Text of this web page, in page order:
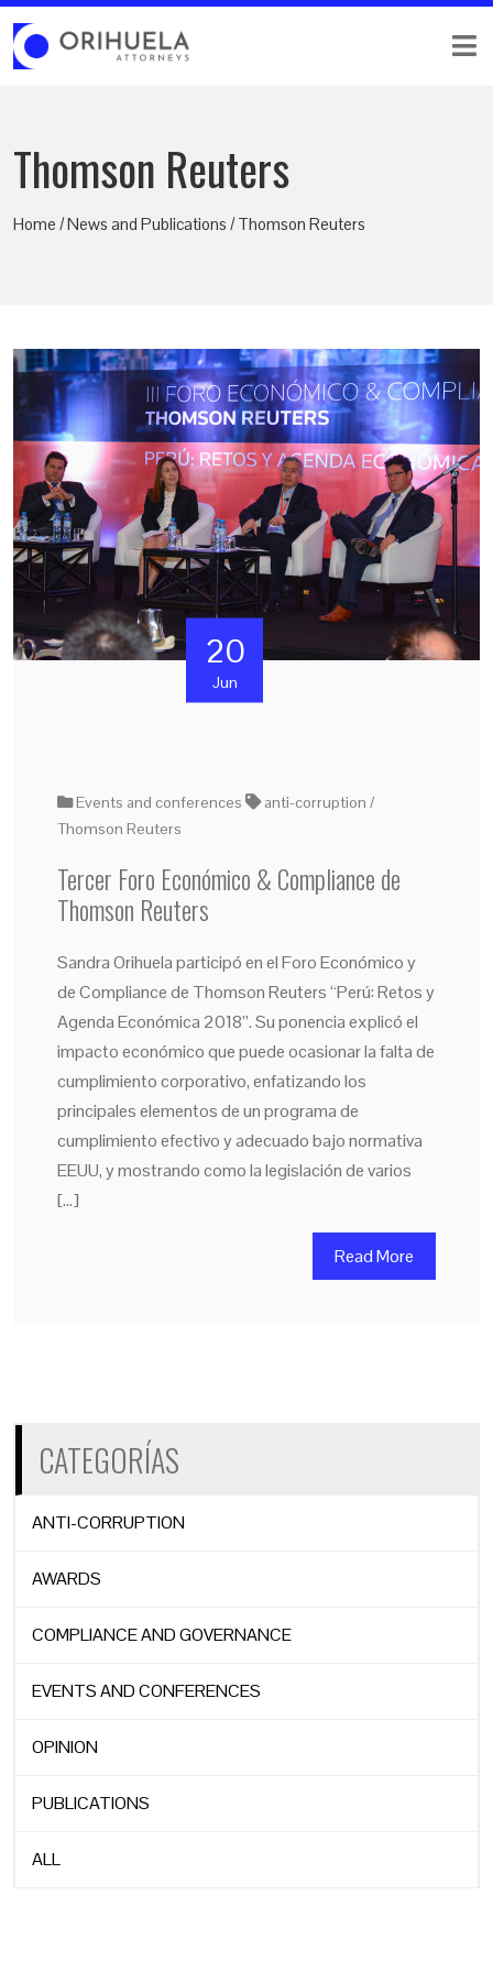
Thomson Reuters
Home / News and Publications / Thomson Reuters
20
Jun
Events and conferences
anti-corruption
Thomson Reuters
Tercer Foro Económico & Compliance de
Thomson Reuters
Sandra Orihuela participó en el Foro Económico y
de Compliance de Thomson Reuters “Perú: Retos y
Agenda Económica 2018”. Su ponencia explicó el
impacto económico que puede ocasionar la falta de
cumplimiento corporativo, enfatizando los
principales elementos de un programa de
cumplimiento efectivo y adecuado bajo normativa
EEUU, y mostrando como la legislación de varios
[…]
Read More
CATEGORÍAS
ANTI-CORRUPTION
AWARDS
COMPLIANCE AND GOVERNANCE
EVENTS AND CONFERENCES
OPINION
PUBLICATIONS
ALL